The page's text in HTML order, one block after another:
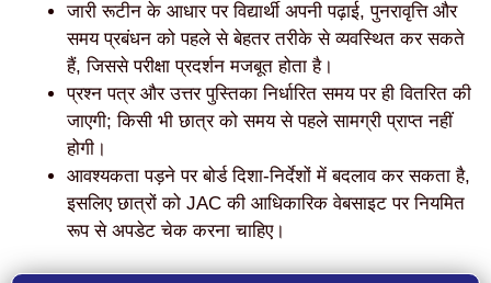
जारी रूटीन के आधार पर विद्यार्थी अपनी पढ़ाई, पुनरावृत्ति और
समय प्रबंधन को पहले से बेहतर तरीके से व्यवस्थित कर सकते
हैं, जिससे परीक्षा प्रदर्शन मजबूत होता है।
प्रश्न पत्र और उत्तर पुस्तिका निर्धारित समय पर ही वितरित की
जाएगी; किसी भी छात्र को समय से पहले सामग्री प्राप्त नहीं
होगी।
आवश्यकता पड़ने पर बोर्ड दिशा-निर्देशों में बदलाव कर सकता है,
इसलिए छात्रों को JAC की आधिकारिक वेबसाइट पर नियमित
रूप से अपडेट चेक करना चाहिए।